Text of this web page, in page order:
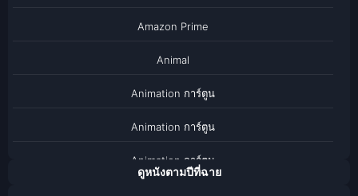
Amazon Prime
Animal
Animation การ์ตูน
Animation การ์ตูน
Animation การ์ตูน
ดูหนังตามปีที่ฉาย